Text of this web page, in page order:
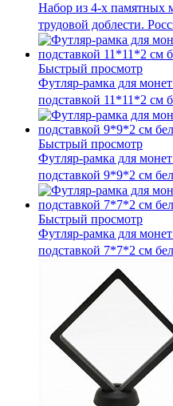
Набор из 4-х памятных
трудовой доблести.
Быстрый просмотр
Футляр-рамка для
подставкой 11*11*2 см
Быстрый просмотр
Футляр-рамка для
подставкой 9*9*2 см
Быстрый просмотр
Футляр-рамка для
подставкой 7*7*2 см